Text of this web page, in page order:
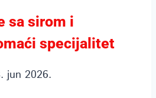
sa sirom i
specijalitet
jun 2026.